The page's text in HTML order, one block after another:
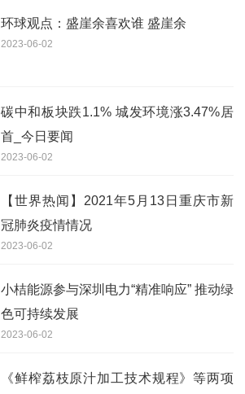
环球观点：盛崖余喜欢谁 盛崖余
2023-06-02
碳中和板块跌1.1% 城发环境涨3.47%居
首_今日要闻
2023-06-02
【世界热闻】2021年5月13日重庆市新
冠肺炎疫情情况
2023-06-02
小桔能源参与深圳电力“精准响应” 推动绿
色可持续发展
2023-06-02
《鲜榨荔枝原汁加工技术规程》等两项